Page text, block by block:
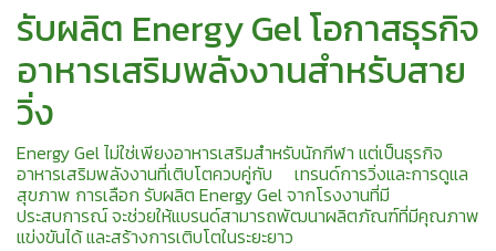
รับผลิต Energy Gel โอกาสธุรกิจ
อาหารเสริมพลังงานสำหรับสาย
วิ่ง
Energy Gel ไม่ใช่เพียงอาหารเสริมสำหรับนักกีฬา แต่เป็นธุรกิจ
อาหารเสริมพลังงานที่เติบโตควบคู่กับ เทรนด์การวิ่งและการดูแล
สุขภาพ การเลือก รับผลิต Energy Gel จากโรงงานที่มี
ประสบการณ์ จะช่วยให้แบรนด์สามารถพัฒนาผลิตภัณฑ์ที่มีคุณภาพ
แข่งขันได้ และสร้างการเติบโตในระยะยาว